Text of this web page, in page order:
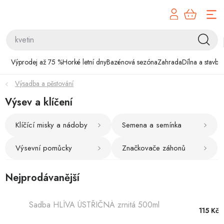
Výprodej až 75 %Horké letní dnyBazénová sezónaZahradaDílna a stavba
Výprodej až 75 %
Horké letní dny
Bazénová sezóna
Zahrada
Dílna a stavba
Domácnost
Chovatelské potřeby
Výsadba a pěstování
Výsev a klíčení
Klíčící misky a nádoby Semena a semínka
Výsevní pomůcky Značkovače záhonů
Nejprodávanější
Sadba HLÍVA ÚSTŘIČNÁ zrnitá 500ml 115 Kč